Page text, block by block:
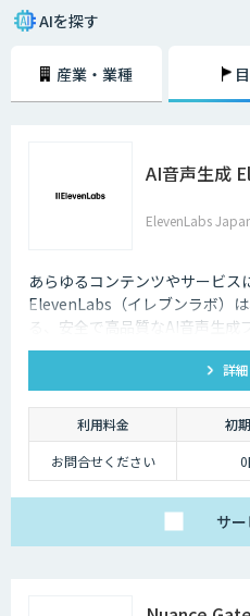
AIを探す
産業・業種
AI音声生成
ElevenLabs
あらゆるコンテンツやサービス
ElevenLabs（イレブンラボ）
る、安全で高品質なAI音声生成
の技術で自然な音声を生成し、
グ機能も、悪用を防ぐ倫理的ガ
詳
利用料金 初
お問合せください
サ